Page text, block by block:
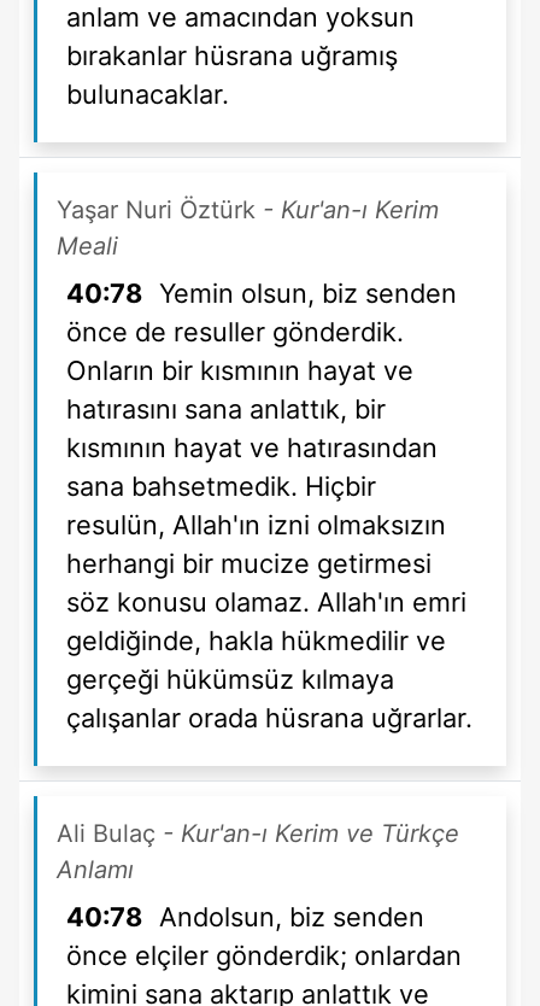
anlam ve amacından yoksun
bırakanlar hüsrana uğramış
bulunacaklar.
Yaşar Nuri Öztürk - Kur'an-ı Kerim
Meali
40:78 Yemin olsun, biz senden
önce de resuller gönderdik.
Onların bir kısmının hayat ve
hatırasını sana anlattık, bir
kısmının hayat ve hatırasından
sana bahsetmedik. Hiçbir
resulün, Allah'ın izni olmaksızın
herhangi bir mucize getirmesi
söz konusu olamaz. Allah'ın emri
geldiğinde, hakla hükmedilir ve
gerçeği hükümsüz kılmaya
çalışanlar orada hüsrana uğrarlar.
Ali Bulaç - Kur'an-ı Kerim ve Türkçe
Anlamı
40:78 Andolsun, biz senden
önce elçiler gönderdik; onlardan
kimini sana aktarıp anlattık ve